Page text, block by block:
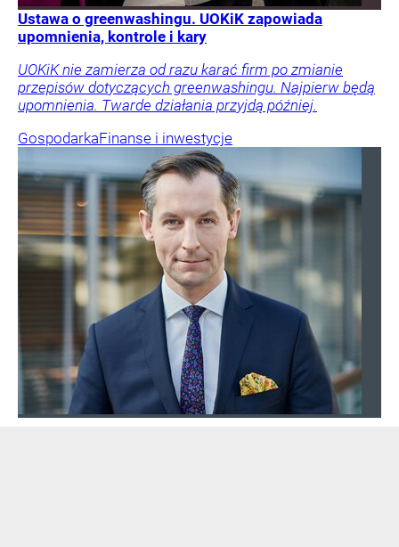
Ustawa o greenwashingu. UOKiK zapowiada
upomnienia, kontrole i kary
UOKiK nie zamierza od razu karać firm po zmianie
przepisów dotyczących greenwashingu. Najpierw będą
upomnienia. Twarde działania przyjdą później.
GospodarkaFinanse i inwestycje